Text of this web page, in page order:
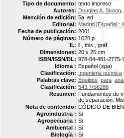
Tipo de documento: texto impreso
Autores: Douglas A. Skoog
Mención de edición: 5a. ed
Editorial: Madrid [España] :
Fecha de publicación: 2001
Número de páginas: 1028 p.
Il.: il., tbls., gráf.
Dimensiones: 20 x 25 cm
ISBN/ISSN/DL: 978-84-481-2775-
Idioma : Español (spa)
Clasificación: Ingenieria química
Palabras clave: Equipos para
Clasificación: 543.7/S6288
Resumen: Fundamentos de
de separación.
Nota de contenido: CÓDIGO DE
Agroindustria : Si
Agropecuaria : Si
Ambiental : Si
Biología : Si